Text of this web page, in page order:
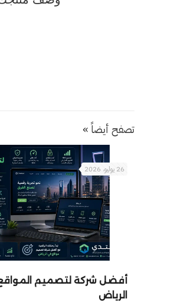
تصفح أيضاً »
26 يوليو، 2026
أفضل شركة لتصميم
الرياض